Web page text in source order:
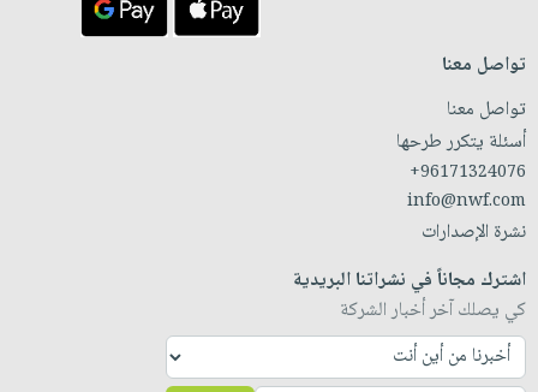
تواصل معنا
تواصل معنا
أسئلة يتكرر طرحها
+96171324076
info@nwf.com
نشرة الإصدارات
اشترك مجاناً في نشراتنا البريدية
كي يصلك آخر أخبار الشركة